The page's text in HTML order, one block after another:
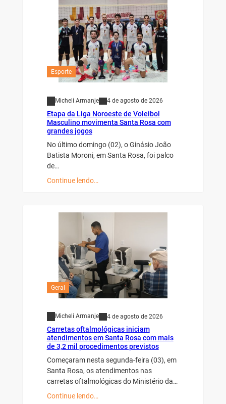
Esporte
Micheli Armanje 4 de agosto de 2026
Etapa da Liga Noroeste de Voleibol
Masculino movimenta Santa Rosa com
grandes jogos
No último domingo (02), o Ginásio João
Batista Moroni, em Santa Rosa, foi palco
de…
Continue lendo…
Geral
Micheli Armanje 4 de agosto de 2026
Carretas oftalmológicas iniciam
atendimentos em Santa Rosa com mais
de 3,2 mil procedimentos previstos
Começaram nesta segunda-feira (03), em
Santa Rosa, os atendimentos nas
carretas oftalmológicas do Ministério da…
Continue lendo…